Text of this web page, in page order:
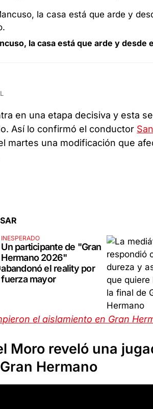
la casa está que arde y
en una etapa decisiva y esta
Así lo confirmó el conductor
martes una modificación que
INESPERADO
Un participante de "Gran
Hermano 2026"
abandonó el reality por
fuerza mayor
el aislamiento en Gran
Moro reveló una
Hermano